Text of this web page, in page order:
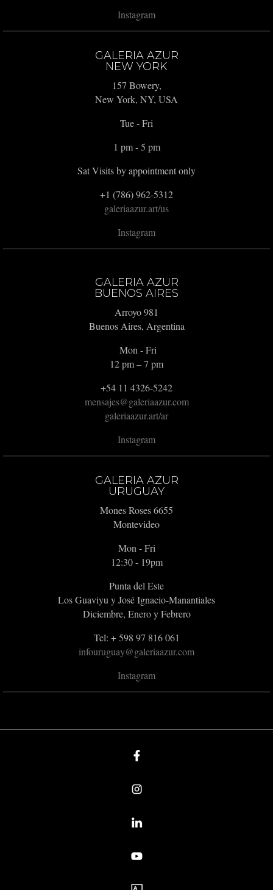
Instagram
GALERIA AZUR
NEW YORK
157 Bowery,
New York, NY, USA
Tue - Fri
1 pm - 5 pm
Sat Visits by appointment only
+1 (786) 962-5312
galeriaazur.art/us
Instagram
GALERIA AZUR
BUENOS AIRES
Arroyo 981
Buenos Aires, Argentina
Mon - Fri
12 pm – 7 pm
+54 11 4326-5242
mensajes@galeriaazur.com
galeriaazur.art/ar
Instagram
GALERIA AZUR
URUGUAY
Mones Roses 6655
Montevideo
Mon - Fri
12:30 - 19pm
Punta del Este
Los Guaviyu y José Ignacio-Manantiales
Diciembre, Enero y Febrero
Tel: + 598 97 816 061
infouruguay@galeriaazur.com
Instagram